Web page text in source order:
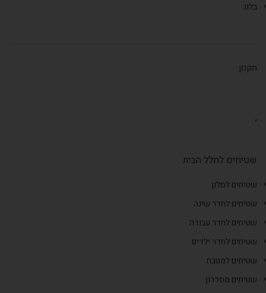
בלוג
תקנון
,
שטיחים לחלל הבית
שטיחים לסלון
שטיחים לחדר שינה
שטיחים לחדר עבודה
שטיחים לחדר ילדים
שטיחים למטבח
שטיחים מסדרון